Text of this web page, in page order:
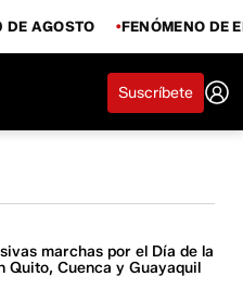
DE AGOSTO FENÓMENO DE
Suscríbete
marchas por el Día de la
Quito, Cuenca y Guayaquil